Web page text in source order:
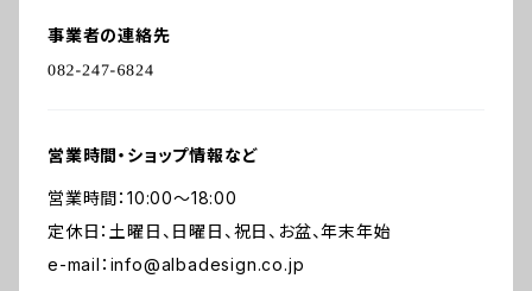
事業者の連絡先
営業時間・ショップ情報など
営業時間：10:00～18:00
定休日：土曜日、日曜日、祝日、お盆、年末年始
e-mail： info@albadesign.co.jp